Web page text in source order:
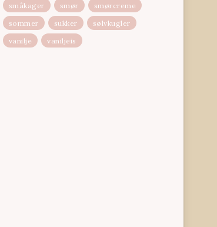
småkager
smør
smørcreme
sommer
sukker
sølvkugler
vanilje
vaniljeis